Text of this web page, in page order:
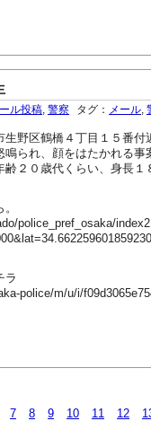
ル投稿 警察 タグ： メール
野区鶴橋４丁目１５番
られ、顔をはたかれる事
２０歳代くらい、身長
police_pref_osaka/
ラ
police/m/u/i/
7 8 9 10 11 12